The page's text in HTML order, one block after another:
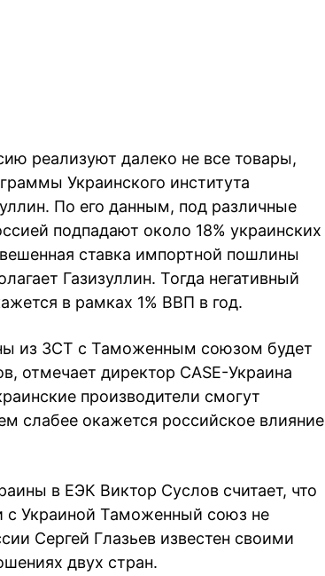
реализуют далеко не все товары,
Украинского института
По его данным, под различные
подпадают около 18% украинских
ставка импортной пошлины
Газизуллин. Тогда негативный
в рамках 1% ВВП в год.
из ЗСТ с Таможенным союзом будет
отмечает директор CASE-Украина
производители смогут
слабее окажется российское влияние
в ЕЭК Виктор Суслов считает, что
с Украиной Таможенный союз не
Сергей Глазьев известен своими
двух стран.